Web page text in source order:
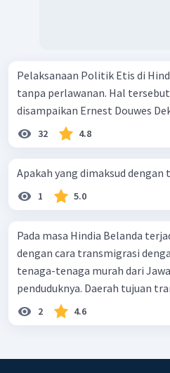
Pelaksanaan Politik Etis di
tanpa perlawanan. Hal
disampaikan Ernest Douwes
32 4.8
Apakah yang dimaksud dengan
1 5.0
Pada masa Hindia Belanda
dengan cara transmigrasi
tenaga-tenaga murah dari
penduduknya. Daerah tujuan
2 4.6